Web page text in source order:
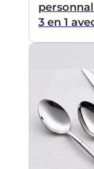
3 en 1